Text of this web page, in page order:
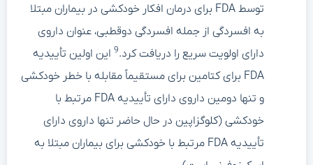
توسط FDA برای درمان افکار خودکشی در بیماران مبتلا
به افسردگی از جمله افسردگی دوقطبی، عنوان داروی
دارای اولویت سریع را دریافت کرد.9 این اولین تأییدیه
FDA برای کتامین برای مستقیماً مقابله با خطر خودکشی
و تنها دومین داروی دارای تأییدیه FDA مرتبط با
خودکشی (کلوگزاپین در حال حاضر تنها داروی دارای
تأییدیه FDA مرتبط با خودکشی برای بیماران مبتلا به